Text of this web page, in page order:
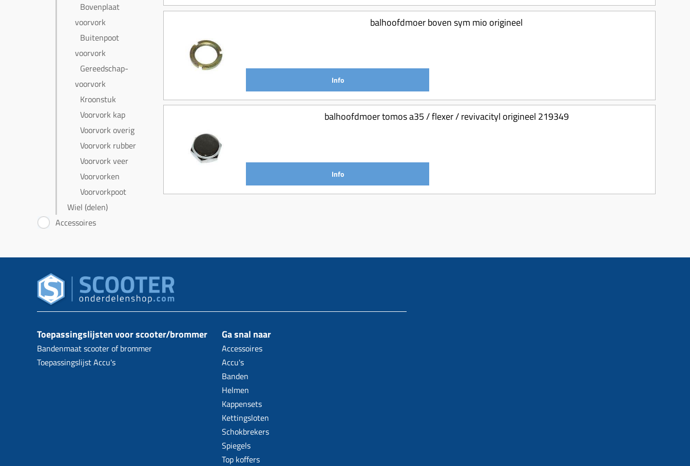
Bovenplaat
voorvork
Buitenpoot
voorvork
Gereedschap-
voorvork
Kroonstuk
Voorvork kap
Voorvork overig
Voorvork rubber
Voorvork veer
Voorvorken
Voorvorkpoot
Wiel (delen)
Accessoires
balhoofdmoer boven sym mio origineel
Info
balhoofdmoer tomos a35 / flexer / revivacityl origineel 219349
Info
Toepassingslijsten voor scooter/brommer
Bandenmaat scooter of brommer
Toepassingslijst Accu's
Ga snal naar
Accessoires
Accu's
Banden
Helmen
Kappensets
Kettingsloten
Schokbrekers
Spiegels
Top koffers